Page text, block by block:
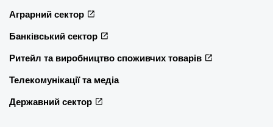
Аграрний сектор
Банківський сектор
Ритейл та виробництво споживчих товарів
Телекомунікації та медіа
Державний сектор